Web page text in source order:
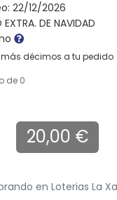
22/12/2026
DE NAVIDAD
décimos a tu pedido
de 0
20,00 €
en Loterias La